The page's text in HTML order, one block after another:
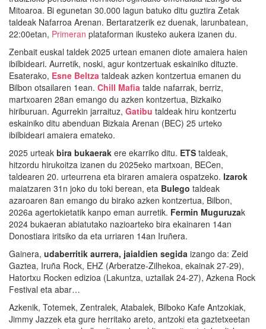
Mitoaroa. Bi egunetan 30.000 lagun batuko ditu guztira Zetak
taldeak Nafarroa Arenan. Bertaratzerik ez duenak, larunbatean,
22:00etan, Primeran plataforman ikusteko aukera izanen du.
Zenbait euskal taldek 2025 urtean emanen diote amaiera haien
ibilbideari. Aurretik, noski, agur kontzertuak eskainiko dituzte.
Esaterako, Esne Beltza taldeak azken kontzertua emanen du
Bilbon otsailaren 1ean. Chill Mafia talde nafarrak, berriz,
martxoaren 28an emango du azken kontzertua, Bizkaiko
hiriburuan. Agurrekin jarraituz, Gatibu taldeak hiru kontzertu
eskainiko ditu abenduan Bizkaia Arenan (BEC) 25 urteko
ibilbideari amaiera emateko.
2025 urteak bira bukaerak ere ekarriko ditu. ETS taldeak,
hitzordu hirukoitza izanen du 2025eko martxoan, BECen,
taldearen 20. urteurrena eta biraren amaiera ospatzeko. Izarok
maiatzaren 31n joko du toki berean, eta Bulego taldeak
azaroaren 8an emango du birako azken kontzertua, Bilbon,
2026a agertokietatik kanpo eman aurretik. Fermin Muguruzak
2024 bukaeran abiatutako nazioarteko bira ekainaren 14an
Donostiara iritsiko da eta urriaren 14an Iruñera.
Gainera, udaberritik aurrera, jaialdien segida izango da: Zeid
Gaztea, Iruña Rock, EHZ (Arberatze-Zilhekoa, ekainak 27-29),
Hatortxu Rocken edizioa (Lakuntza, uztailak 24-27), Azkena Rock
Festival eta abar…
Azkenik, Totemek, Zentralek, Atabalek, Bilboko Kafe Antzokiak,
Jimmy Jazzek eta gure herritako areto, antzoki eta gaztetxeetan